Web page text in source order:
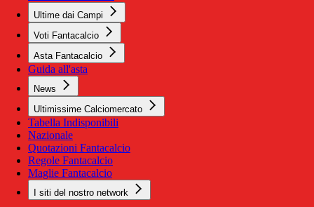
Ultime dai Campi
Voti Fantacalcio
Asta Fantacalcio
Guida all'asta
News
Ultimissime Calciomercato
Tabella Indisponibili
Nazionale
Quotazioni Fantacalcio
Regole Fantacalcio
Maglie Fantacalcio
I siti del nostro network